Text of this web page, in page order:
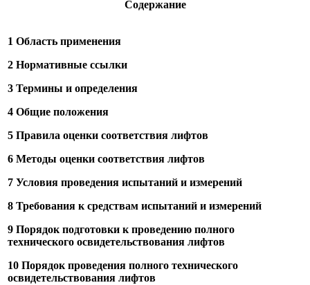
Содержание
1 Область применения
2 Нормативные ссылки
3 Термины и определения
4 Общие положения
5 Правила оценки соответствия лифтов
6 Методы оценки соответствия лифтов
7 Условия проведения испытаний и измерений
8 Требования к средствам испытаний и измерений
9 Порядок подготовки к проведению полного
технического освидетельствования лифтов
10 Порядок проведения полного технического
освидетельствования лифтов